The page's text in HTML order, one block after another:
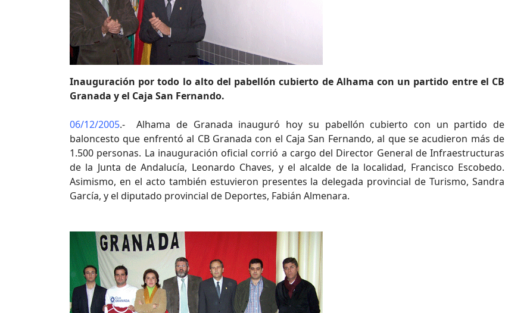
Inauguración por todo lo alto del pabellón cubierto de Alhama con un partido entre el CB
Granada y el Caja San Fernando.
06/12/2005.- Alhama de Granada inauguró hoy su pabellón cubierto con un partido de
baloncesto que enfrentó al CB Granada con el Caja San Fernando, al que se acudieron más de
1.500 personas. La inauguración oficial corrió a cargo del Director General de Infraestructuras
de la Junta de Andalucía, Leonardo Chaves, y el alcalde de la localidad, Francisco Escobedo.
Asimismo, en el acto también estuvieron presentes la delegada provincial de Turismo, Sandra
García, y el diputado provincial de Deportes, Fabián Almenara.